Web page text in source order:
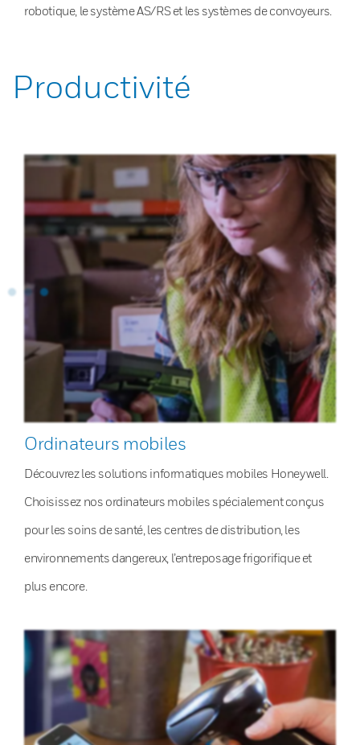
robotique, le système AS/RS et les systèmes de convoyeurs.
Productivité
Ordinateurs mobiles
Découvrez les solutions informatiques mobiles Honeywell.
Choisissez nos ordinateurs mobiles spécialement conçus
pour les soins de santé, les centres de distribution, les
environnements dangereux, l’entreposage frigorifique et
plus encore.